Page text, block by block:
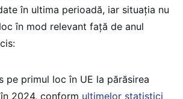
în ultima perioadă, iar situația nu
în mod relevant față de anul
pe primul loc în UE la părăsirea
2024, conform ultimelor statistici